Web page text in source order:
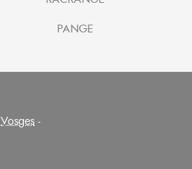
PANGE
Vosges -